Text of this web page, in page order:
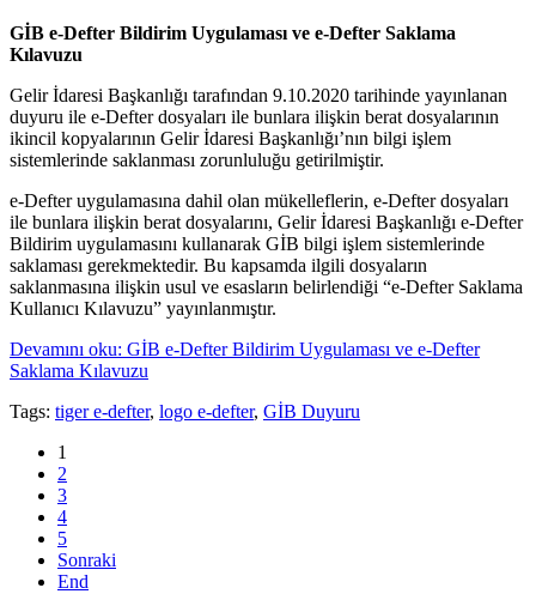
GİB e-Defter Bildirim Uygulaması ve e-Defter Saklama
Kılavuzu
Gelir İdaresi Başkanlığı tarafından 9.10.2020 tarihinde yayınlanan
duyuru ile e-Defter dosyaları ile bunlara ilişkin berat dosyalarının
ikincil kopyalarının Gelir İdaresi Başkanlığı’nın bilgi işlem
sistemlerinde saklanması zorunluluğu getirilmiştir.
e-Defter uygulamasına dahil olan mükelleflerin, e-Defter dosyaları
ile bunlara ilişkin berat dosyalarını, Gelir İdaresi Başkanlığı e-Defter
Bildirim uygulamasını kullanarak GİB bilgi işlem sistemlerinde
saklaması gerekmektedir. Bu kapsamda ilgili dosyaların
saklanmasına ilişkin usul ve esasların belirlendiği “e-Defter Saklama
Kullanıcı Kılavuzu” yayınlanmıştır.
Devamını oku: GİB e-Defter Bildirim Uygulaması ve e-Defter
Saklama Kılavuzu
Tags: tiger e-defter, logo e-defter, GİB Duyuru
1
2
3
4
5
Sonraki
End